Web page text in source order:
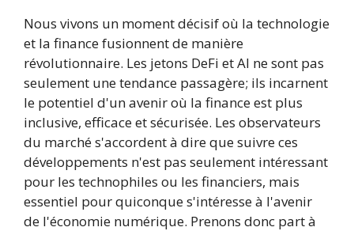
Nous vivons un moment décisif où la technologie
et la finance fusionnent de manière
révolutionnaire. Les jetons DeFi et AI ne sont pas
seulement une tendance passagère; ils incarnent
le potentiel d'un avenir où la finance est plus
inclusive, efficace et sécurisée. Les observateurs
du marché s'accordent à dire que suivre ces
développements n'est pas seulement intéressant
pour les technophiles ou les financiers, mais
essentiel pour quiconque s'intéresse à l'avenir
de l'économie numérique. Prenons donc part à